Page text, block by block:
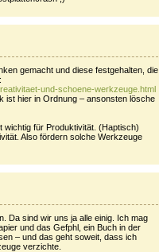
gemacht und diese festgehalten, die
und-schoene-werkzeuge.html
ist hier in Ordnung – ansonsten lösche
wichtig für Produktivität. (Haptisch)
Also fördern solche Werkzeuge
Da sind wir uns ja alle einig. Ich mag
und das Gefphl, ein Buch in der
– und das geht soweit, dass ich
verzichte.